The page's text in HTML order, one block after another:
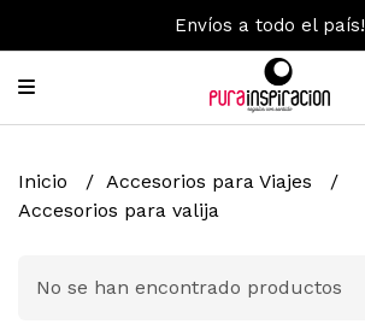
Envíos a todo el país!
Inicio
Accesorios para Viajes
Accesorios para valija
No se han encontrado productos